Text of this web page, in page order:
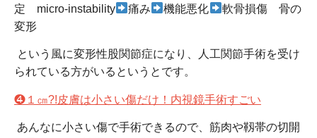
定 micro-instability 痛み 機能悪化
軟骨損傷 骨の
変形
という風に変形性股関節症になり、人工関節手術を受け
られている方がいるというとです。
❹１㎝?!皮膚は小さい傷だけ！内視鏡手術すごい
あんなに小さい傷で手術できるので、筋肉や靱帯の切開